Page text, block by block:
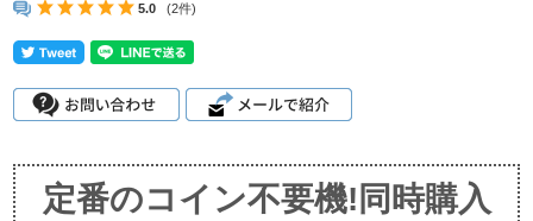
5.0 (2件)
定番のコイン不要機!同時購入